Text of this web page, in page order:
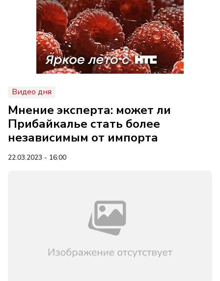
Видео дня
Мнение эксперта: может ли
Прибайкалье стать более
независимым от импорта
22.03.2023 - 16:00